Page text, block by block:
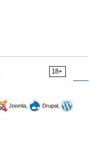
18+
Joomla,
Drupal,